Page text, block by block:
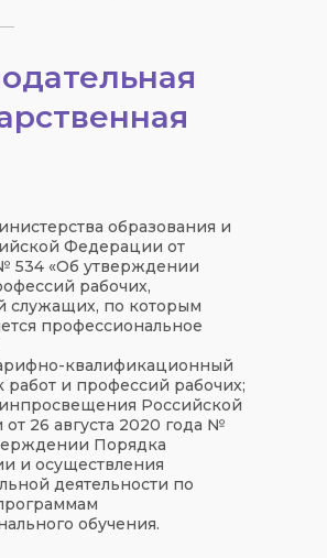
образования и
Федерации от
534 «Об утверждении
рабочих,
служащих, по которым
профессиональное
квалификационный
работ и профессий рабочих;
Российской
26 августа 2020 года №
Порядка
и осуществления
деятельности по
обучения.